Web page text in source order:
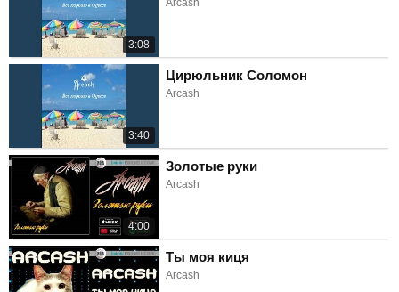
3:08
Arcash
3:40
Цирюльник Соломон
Arcash
4:00
Золотые руки
Arcash
Ты моя киця
Arcash